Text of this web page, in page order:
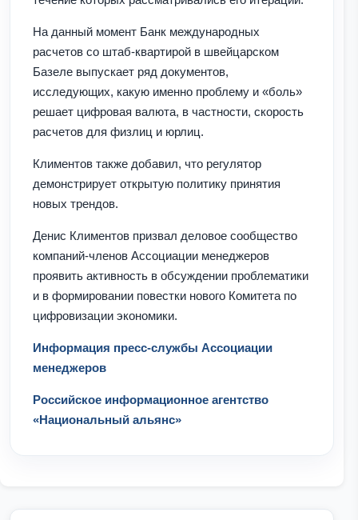
На данный момент Банк международных
расчетов со штаб-квартирой в швейцарском
Базеле выпускает ряд документов,
исследующих, какую именно проблему и «боль»
решает цифровая валюта, в частности, скорость
расчетов для физлиц и юрлиц.
Климентов также добавил, что регулятор
демонстрирует открытую политику принятия
новых трендов.
Денис Климентов призвал деловое сообщество
компаний-членов Ассоциации менеджеров
проявить активность в обсуждении проблематики
и в формировании повестки нового Комитета по
цифровизации экономики.
Информация пресс-службы Ассоциации
менеджеров
Российское информационное агентство
«Национальный альянс»